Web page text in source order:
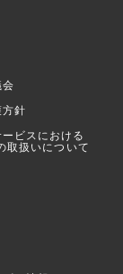
会
針
ビスにおける
扱いについて